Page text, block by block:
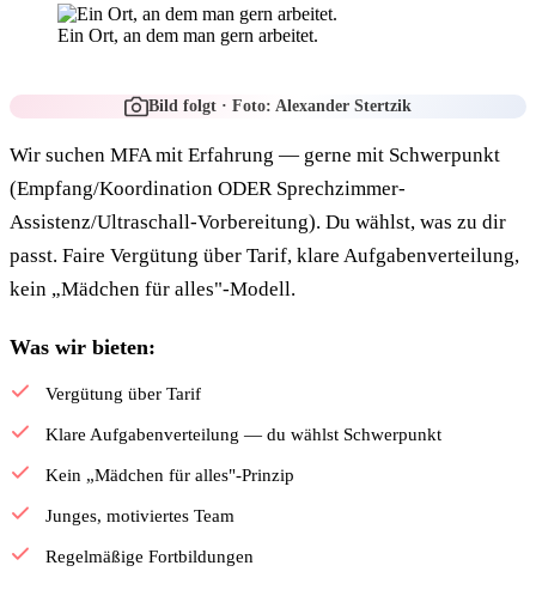
Ein Ort, an dem man gern arbeitet.
Bild folgt · Foto: Alexander Stertzik
Wir suchen MFA mit Erfahrung — gerne mit Schwerpunkt
(Empfang/Koordination ODER Sprechzimmer-
Assistenz/Ultraschall-Vorbereitung). Du wählst, was zu dir
passt. Faire Vergütung über Tarif, klare Aufgabenverteilung,
kein „Mädchen für alles"-Modell.
Was wir bieten:
Vergütung über Tarif
Klare Aufgabenverteilung — du wählst Schwerpunkt
Kein „Mädchen für alles"-Prinzip
Junges, motiviertes Team
Regelmäßige Fortbildungen